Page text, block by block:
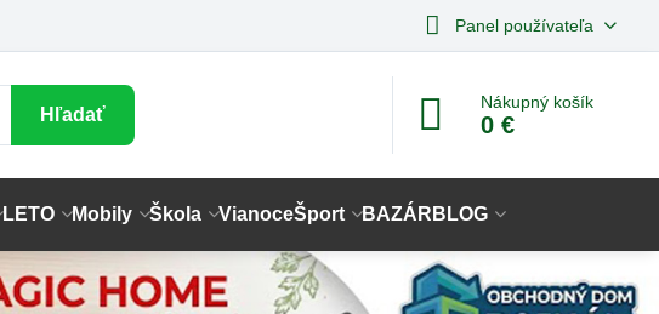
Panel používateľa
Hľadať
Nákupný košík
0 €
LETO Mobily Škola VianoceŠport BAZÁR BLOG